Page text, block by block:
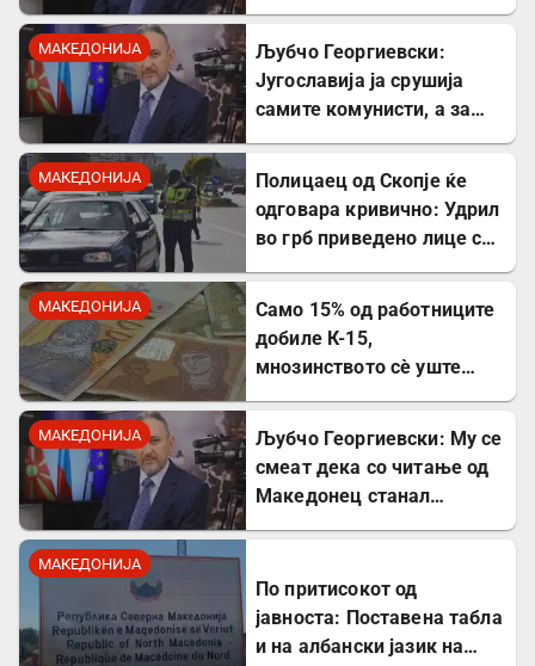
МАКЕДОНИЈА
Љубчо Георгиевски:
Југославија ја срушија
самите комунисти, а за
МАКЕДОНИЈА
Полицаец од Скопје ќе
одговара кривично: Удрил
во грб приведено лице со
МАКЕДОНИЈА
Само 15% од работниците
добиле К-15,
мнозинството сè уште
МАКЕДОНИЈА
Љубчо Георгиевски: Му се
смеат дека со читање од
Македонец станал
интелектуалец
МАКЕДОНИЈА
По притисокот од
јавноста: Поставена табла
и на албански јазик на